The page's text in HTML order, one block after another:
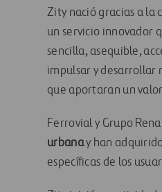
Zity nació gracias a la
un servicio innovador
sencilla, asequible,
impulsar y desarrollar
que aportaran un
Ferrovial y Grupo
urbanay han
específicas de los